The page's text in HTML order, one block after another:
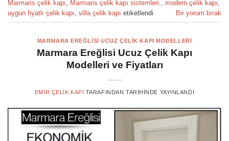
Marmaris çelik kapı Marmaris çelik kapı sistemleri. modern çelik kapı
uygun fiyatlı çelik kapı villa çelik kapı etiketlendi Bir yorum bırak
MARMARA EREĞLISI UCUZ ÇELIK KAPI MODELLERI
Marmara Ereğlisi Ucuz Çelik Kapı
Modelleri ve Fiyatları
EMIR ÇELIK KAPI TARAFINDAN TARIHINDE YAYINLANDI